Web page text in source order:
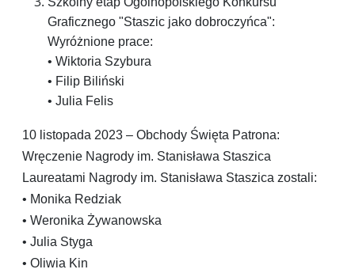
Graficznego "Staszic jako dobroczyńca":
Wyróżnione prace:
• Wiktoria Szybura
• Filip Biliński
• Julia Felis
10 listopada 2023 – Obchody Święta Patrona:
Wręczenie Nagrody im. Stanisława Staszica
Laureatami Nagrody im. Stanisława Staszica zostali:
• Monika Redziak
• Weronika Żywanowska
• Julia Styga
• Oliwia Kin